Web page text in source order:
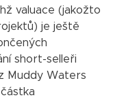
valuace (jakožto
je ještě
short-selleři
Muddy Waters